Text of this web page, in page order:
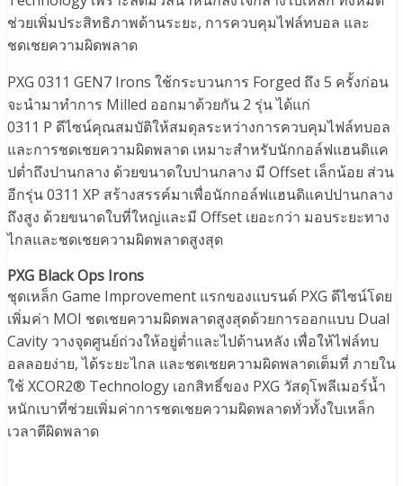
ช่วยเพิ่มประสิทธิภาพด้านระยะ, การควบคุมไฟล์ทบอล และ
ชดเชยความผิดพลาด
PXG 0311 GEN7 Irons ใช้กระบวนการ Forged ถึง 5 ครั้งก่อน
จะนำมาทำการ Milled ออกมาด้วยกัน 2 รุ่น ได้แก่
0311 P ดีไซน์คุณสมบัติให้สมดุลระหว่างการควบคุมไฟล์ทบอล
และการชดเชยความผิดพลาด เหมาะสำหรับนักกอล์ฟแฮนดิแค
ปต่ำถึงปานกลาง ด้วยขนาดใบปานกลาง มี Offset เล็กน้อย ส่วน
อีกรุ่น 0311 XP สร้างสรรค์มาเพื่อนักกอล์ฟแฮนดิแคปปานกลาง
ถึงสูง ด้วยขนาดใบที่ใหญ่และมี Offset เยอะกว่า มอบระยะทาง
ไกลและชดเชยความผิดพลาดสูงสุด
PXG Black Ops Irons
ชุดเหล็ก Game Improvement แรกของแบรนด์ PXG ดีไซน์โดย
เพิ่มค่า MOI ชดเชยความผิดพลาดสูงสุดด้วยการออกแบบ Dual
Cavity วางจุดศูนย์ถ่วงให้อยู่ต่ำและไปด้านหลัง เพื่อให้ไฟล์ทบ
อลลอยง่าย, ได้ระยะไกล และชดเชยความผิดพลาดเต็มที่ ภายใน
ใช้ XCOR2® Technology เอกสิทธิ์ของ PXG วัสดุโพลีเมอร์น้ำ
หนักเบาที่ช่วยเพิ่มค่าการชดเชยความผิดพลาดทั่วทั้งใบเหล็ก
เวลาตีผิดพลาด